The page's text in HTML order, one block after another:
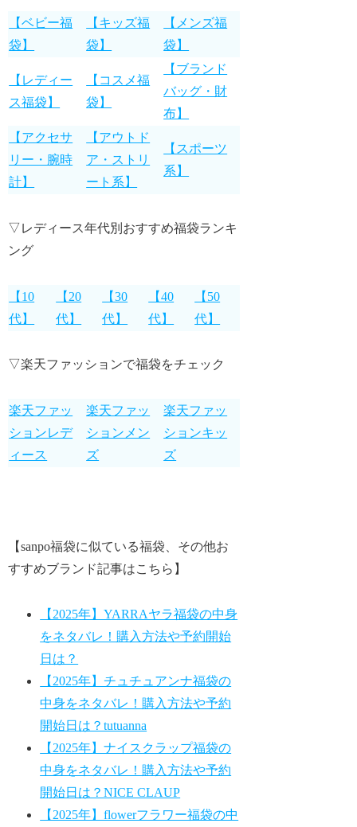
【ベビー福
袋】
【キッズ福
袋】
【メンズ福
袋】
【レディー
ス福袋】
【コスメ福
袋】
【ブランド
バッグ・財
布】
【アクセサ
リー・腕時
計】
【アウトド
ア・ストリ
ート系】
【スポーツ
系】
▽レディース年代別おすすめ福袋ランキ
ング
【10
代】
【20
代】
【30
代】
【40
代】
【50
代】
▽楽天ファッションで福袋をチェック
楽天ファッ
ションレデ
ィース
楽天ファッ
ションメン
ズ
楽天ファッ
ションキッ
ズ
【sanpo福袋に似ている福袋、その他お
すすめブランド記事はこちら】
【2025年】YARRAヤラ福袋の中身
をネタバレ！購入方法や予約開始
日は？
【2025年】チュチュアンナ福袋の
中身をネタバレ！購入方法や予約
開始日は？tutuanna
【2025年】ナイスクラップ福袋の
中身をネタバレ！購入方法や予約
開始日は？NICE CLAUP
【2025年】flowerフラワー福袋の中